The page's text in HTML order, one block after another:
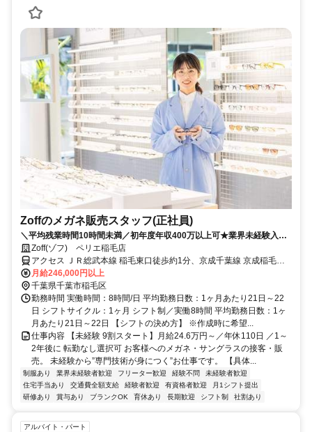
Zoffのメガネ販売スタッフ(正社員)
＼平均残業時間10時間未満／初年度年収400万以上可★業界未経験入社
90%★充実したOJTあり★面接2回で内定まで1カ月以内★2026年8月・
9月入社歓迎
Zoff(ゾフ) ペリエ稲毛店
アクセス ＪＲ総武本線 稲毛東口徒歩約1分、京成千葉線 京成稲毛徒
歩約9分、京成千葉線 みどり台徒歩約23分 JR「稲毛」駅西口改札出
てすぐ
月給246,000円以上
千葉県千葉市稲毛区
勤務時間 実働時間：8時間/日 平均勤務日数：1ヶ月あたり21日～22
日 シフトサイクル：1ヶ月 シフト制／実働8時間 平均勤務日数：1ヶ
月あたり21日～22日 【シフトの決め方】 ※作成時に希望...
仕事内容 【未経験 9割スタート】月給24.6万円～／年休110日 ／1～
2年後に 転勤なし選択可 お客様へのメガネ・サングラスの接客・販
売。 未経験から”専門技術が身につく”お仕事です。 【具体...
制服あり 業界未経験者歓迎 フリーター歓迎 経験不問
未経験者歓迎
住宅手当あり
交通費全額支給 経験者歓迎 有資格者歓迎
月1シフト提出
研修あり
賞与あり ブランクOK 育休あり 長期歓迎 シフト制 社割あり
アルバイト・パート